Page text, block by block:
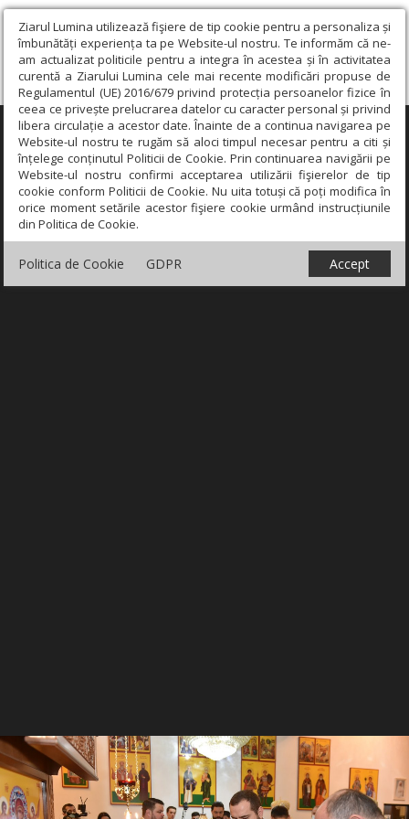
Ziarul Lumina utilizează fişiere de tip cookie pentru a personaliza și
îmbunătăți experiența ta pe Website-ul nostru. Te informăm că ne-
am actualizat politicile pentru a integra în acestea și în activitatea
curentă a Ziarului Lumina cele mai recente modificări propuse de
Regulamentul (UE) 2016/679 privind protecția persoanelor fizice în
ceea ce privește prelucrarea datelor cu caracter personal și privind
libera circulație a acestor date. Înainte de a continua navigarea pe
Website-ul nostru te rugăm să aloci timpul necesar pentru a citi și
înțelege conținutul Politicii de Cookie. Prin continuarea navigării pe
Website-ul nostru confirmi acceptarea utilizării fişierelor de tip
cookie conform Politicii de Cookie. Nu uita totuși că poți modifica în
orice moment setările acestor fişiere cookie urmând instrucțiunile
din Politica de Cookie.
Politica de Cookie GDPR Accept
×